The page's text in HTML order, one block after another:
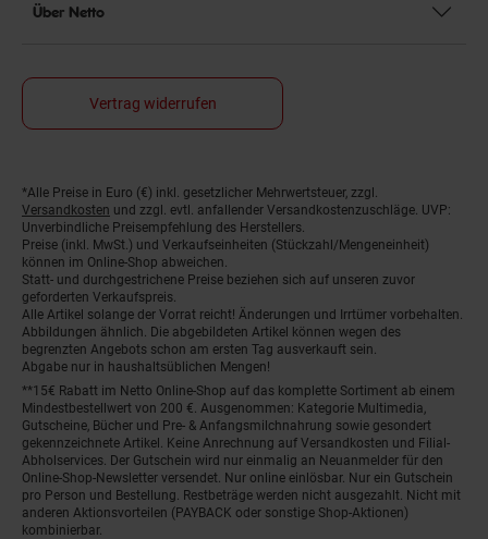
Über Netto
Vertrag widerrufen
Fußnoten
*Alle Preise in Euro (€) inkl. gesetzlicher Mehrwertsteuer, zzgl.
Versandkosten und zzgl. evtl. anfallender Versandkostenzuschläge. UVP:
Unverbindliche Preisempfehlung des Herstellers.
Preise (inkl. MwSt.) und Verkaufseinheiten (Stückzahl/Mengeneinheit)
können im Online-Shop abweichen.
Statt- und durchgestrichene Preise beziehen sich auf unseren zuvor
geforderten Verkaufspreis.
Alle Artikel solange der Vorrat reicht! Änderungen und Irrtümer vorbehalten.
Abbildungen ähnlich. Die abgebildeten Artikel können wegen des
begrenzten Angebots schon am ersten Tag ausverkauft sein.
Abgabe nur in haushaltsüblichen Mengen!
**15€ Rabatt im Netto Online-Shop auf das komplette Sortiment ab einem
Mindestbestellwert von 200 €. Ausgenommen: Kategorie Multimedia,
Gutscheine, Bücher und Pre- & Anfangsmilchnahrung sowie gesondert
gekennzeichnete Artikel. Keine Anrechnung auf Versandkosten und Filial-
Abholservices. Der Gutschein wird nur einmalig an Neuanmelder für den
Online-Shop-Newsletter versendet. Nur online einlösbar. Nur ein Gutschein
pro Person und Bestellung. Restbeträge werden nicht ausgezahlt. Nicht mit
anderen Aktionsvorteilen (PAYBACK oder sonstige Shop-Aktionen)
kombinierbar.